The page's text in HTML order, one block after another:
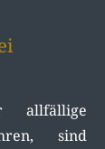
allfällige
sind